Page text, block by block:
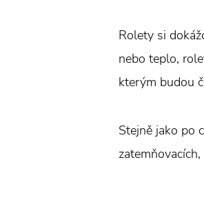
Rolety si
nebo teplo,
kterým budou
Stejně jako po